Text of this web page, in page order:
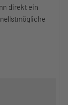
direkt ein